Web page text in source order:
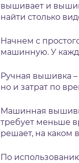
вышивает и
найти столько
Начнем с
машинную. У
Ручная вышивка
но и затрат по
Машинная
требует меньше
решает, на каком
По